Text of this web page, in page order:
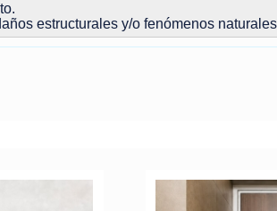
estructurales y/o fenómenos